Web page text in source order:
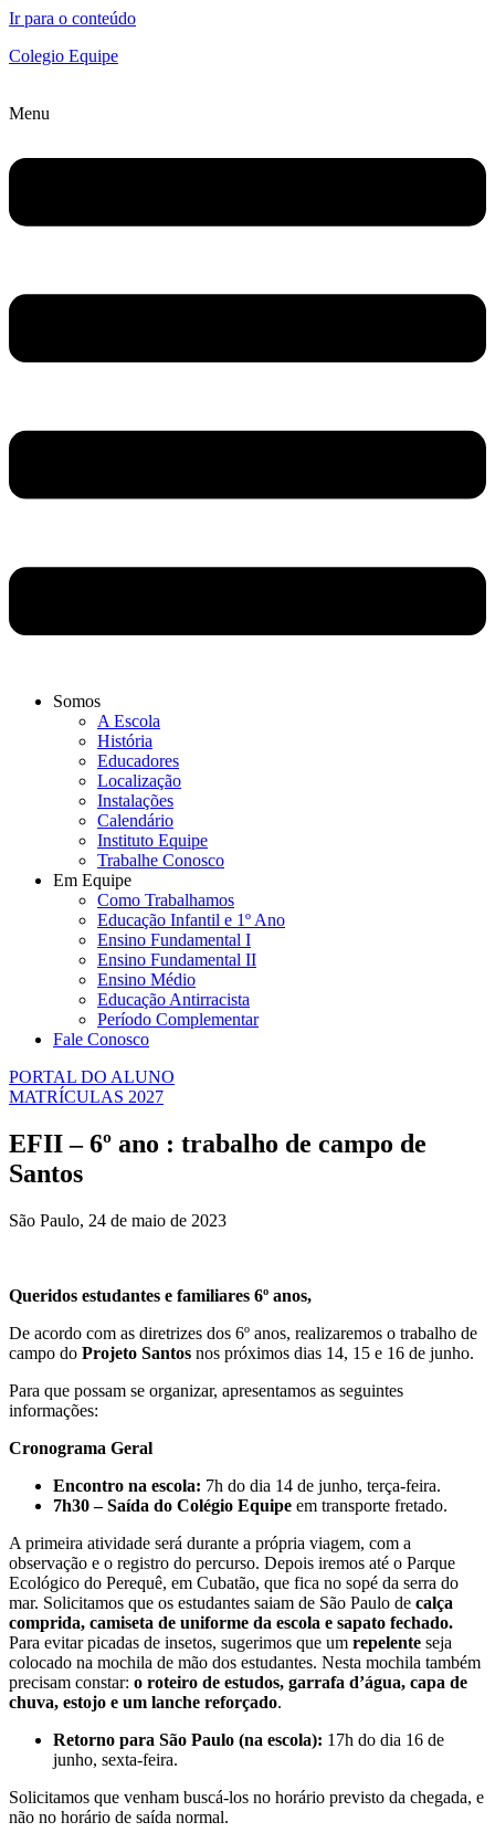
Ir para o conteúdo
Colegio Equipe
Menu
Somos
A Escola
História
Educadores
Localização
Instalações
Calendário
Instituto Equipe
Trabalhe Conosco
Em Equipe
Como Trabalhamos
Educação Infantil e 1º Ano
Ensino Fundamental I
Ensino Fundamental II
Ensino Médio
Educação Antirracista
Período Complementar
Fale Conosco
PORTAL DO ALUNO
MATRÍCULAS 2027
EFII – 6º ano : trabalho de campo de
Santos
São Paulo, 24 de maio de 2023
Queridos estudantes e familiares 6º anos,
De acordo com as diretrizes dos 6º anos, realizaremos o trabalho de
campo do Projeto Santos nos próximos dias 14, 15 e 16 de junho.
Para que possam se organizar, apresentamos as seguintes
informações:
Cronograma Geral
Encontro na escola: 7h do dia 14 de junho, terça-feira.
7h30 – Saída do Colégio Equipe em transporte fretado.
A primeira atividade será durante a própria viagem, com a
observação e o registro do percurso. Depois iremos até o Parque
Ecológico do Perequê, em Cubatão, que fica no sopé da serra do
mar. Solicitamos que os estudantes saiam de São Paulo de calça
comprida, camiseta de uniforme da escola e sapato fechado.
Para evitar picadas de insetos, sugerimos que um repelente seja
colocado na mochila de mão dos estudantes. Nesta mochila também
precisam constar: o roteiro de estudos, garrafa d’água, capa de
chuva, estojo e um lanche reforçado.
Retorno para São Paulo (na escola): 17h do dia 16 de
junho, sexta-feira.
Solicitamos que venham buscá-los no horário previsto da chegada, e
não no horário de saída normal.